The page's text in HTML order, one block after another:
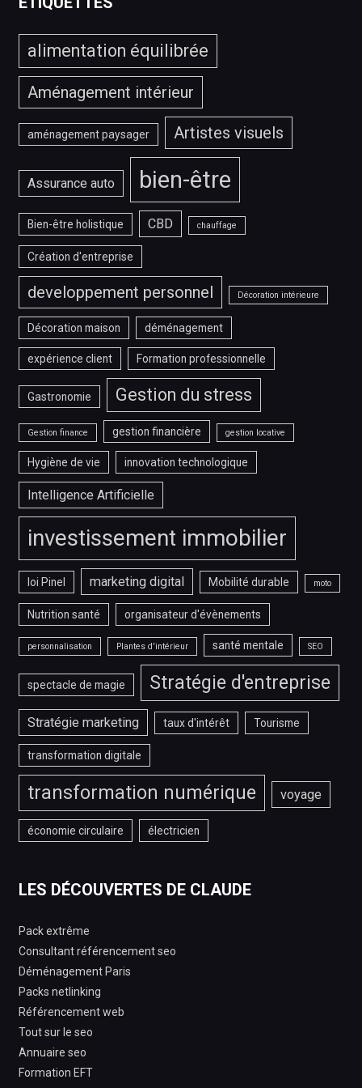
alimentation équilibrée
Aménagement intérieur
aménagement paysager Artistes visuels
Assurance auto bien-être
Bien-être holistique CBD chauffage
Création d'entreprise
developpement personnel Décoration intérieure
Décoration maison déménagement
expérience client Formation professionnelle
Gastronomie Gestion du stress
Gestion finance gestion financière gestion locative
Hygiène de vie innovation technologique
Intelligence Artificielle
investissement immobilier
loi Pinel marketing digital Mobilité durable moto
Nutrition santé organisateur d'évènements
personnalisation Plantes d'intérieur santé mentale SEO
spectacle de magie Stratégie d'entreprise
Stratégie marketing taux d'intérêt Tourisme
transformation digitale
transformation numérique voyage
économie circulaire électricien
LES DÉCOUVERTES DE CLAUDE
Pack extrême
Consultant référencement seo
Déménagement Paris
Packs netlinking
Référencement web
Tout sur le seo
Annuaire seo
Formation EFT